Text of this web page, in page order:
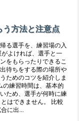
う方法と注意点
る選手を、練習場の入
よければ、選手と一
をもらったりできるこ
待ちをする際の場所や
ためのコツを紹介しま
の練習時間は、基本的
ため、選手が何時に練
はできません。 比較
に出...